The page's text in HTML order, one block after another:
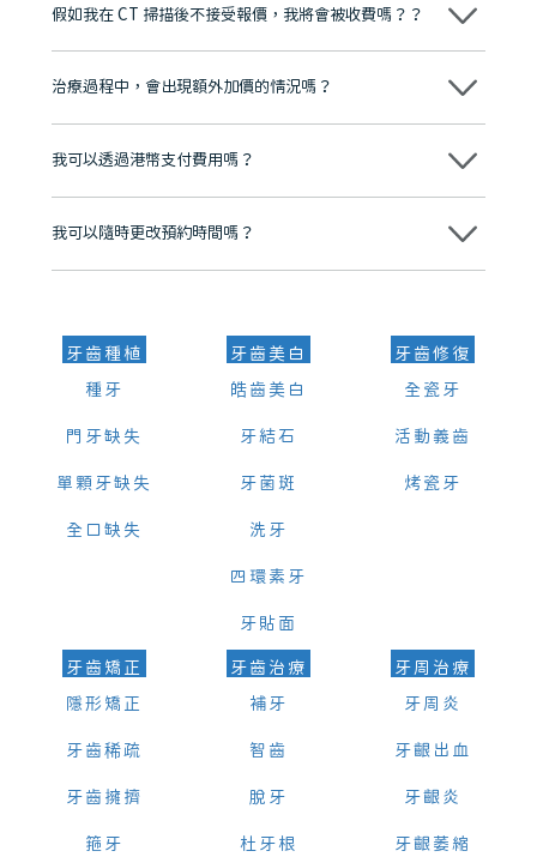
牌」、「2025香港企業領袖品牌」，是諾貝爾種植系統全球放心植牙中
至今已服務超過三十個國家和地區的顧客，受到粵港澳大灣區及周邊城
市市民極高的口碑評價及信任推薦 珠海、深圳設有八大分院，香港亦設
有咨詢及服務保障中心，有任何問題都可以隨時預約免費咨詢，讓人十
假如我在 CT 掃描後不接受報價，我將會被收費嗎？？
不會！只要未開始實際服務之前，你不會被收取任何費用。
治療過程中，會出現額外加價的情況嗎？
不會，治療前我們會詳細說明治療方案及對應的價錢，顧客同意並簽字
我可以透過港幣支付費用嗎？
可以。維港口腔會按照當日匯率轉算收取費用，而匯率會及時告知客人
我可以隨時更改預約時間嗎？
可以，請盡早通過wechat或whatsapp聯絡我們，告知我們你原本預約
牙齒種植
種牙
門牙缺失
單顆牙缺失
全口缺失
牙齒美白
皓齒美白
牙結石
牙菌斑
洗牙
四環素牙
牙貼面
牙齒修復
全瓷牙
活動義齒
烤瓷牙
牙齒矯正
隱形矯正
牙齒稀疏
牙齒擁擠
箍牙
牙齒治療
補牙
智齒
脫牙
杜牙根
牙周治療
牙周炎
牙齦出血
牙齦炎
牙齦萎縮